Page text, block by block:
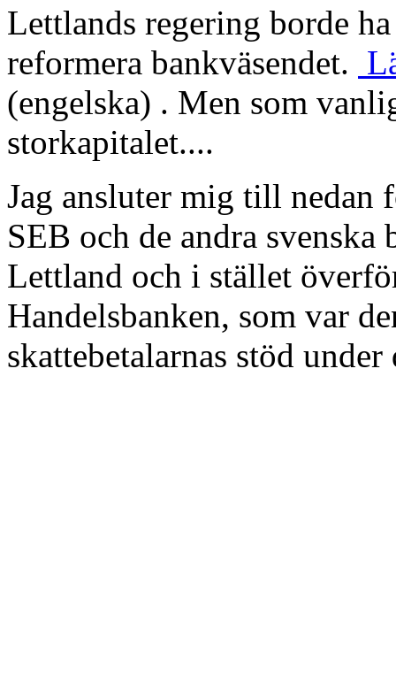
Lettlands regering borde
reformera bankväsendet.
(engelska) . Men som
storkapitalet....
Jag ansluter mig till nedan
SEB och de andra svenska
Lettland och i stället
Handelsbanken, som var
skattebetalarnas stöd